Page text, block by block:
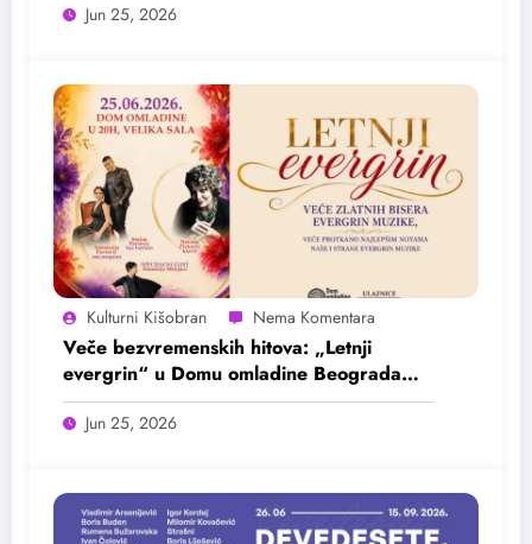
Jun 25, 2026
Kulturni Kišobran
Veče bezvremenskih hitova: „Letnji
evergrin“ u Domu omladine Beograda
25. juna
Jun 25, 2026